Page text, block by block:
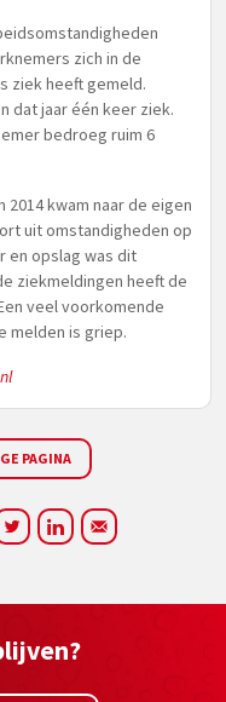
zich in de
ziek heeft gemeld.
dat jaar één keer ziek.
bedroeg ruim 6
kwam naar de eigen
uit omstandigheden op
en opslag was dit
ziekmeldingen heeft de
veel voorkomende
melden is griep.
PAGINA